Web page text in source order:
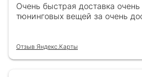
Очень быстрая доставка
тюнинговых вещей за очень
Отзыв Яндекс.Карты